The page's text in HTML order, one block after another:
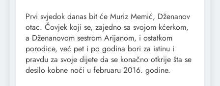
Prvi svjedok danas bit će Muriz Memić, Dženanov
otac. Čovjek koji se, zajedno sa svojom kćerkom,
a Dženanovom sestrom Arijanom, i ostatkom
porodice, već pet i po godina bori za istinu i
pravdu za svoje dijete da se konačno otkrije šta se
desilo kobne noći u februaru 2016. godine.